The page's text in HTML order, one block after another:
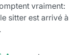
vraiment:
sitter est arrivé à